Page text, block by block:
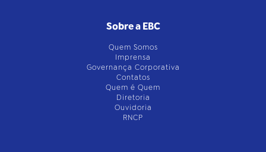
Sobre a EBC
Quem Somos
Imprensa
Governança Corporativa
Contatos
Quem é Quem
Diretoria
Ouvidoria
RNCP